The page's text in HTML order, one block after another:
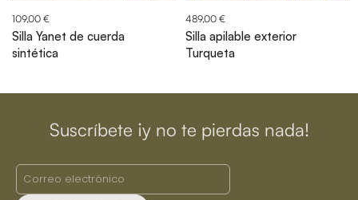
109,00 €
Silla Yanet de cuerda
sintética
489,00 €
Silla apilable exterior
Turqueta
Suscríbete ¡y no te pierdas nada!